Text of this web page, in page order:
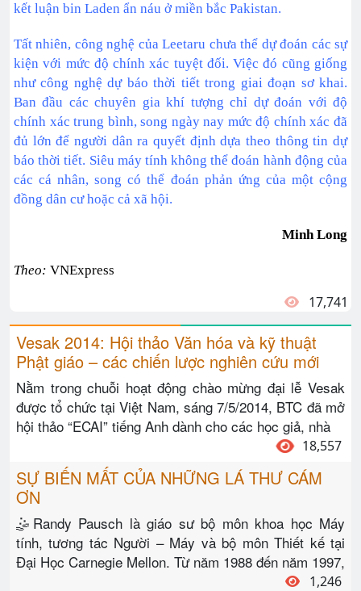
kết luận bin Laden ẩn náu ở miền bắc Pakistan.
Tất nhiên, công nghệ của Leetaru chưa thể dự đoán các sự
kiện với mức độ chính xác tuyệt đối. Việc đó cũng giống
như công nghệ dự báo thời tiết trong giai đoạn sơ khai.
Ban đầu các chuyên gia khí tượng chỉ dự đoán với độ
chính xác trung bình, song ngày nay mức độ chính xác đã
đủ lớn để người dân ra quyết định dựa theo thông tin dự
báo thời tiết. Siêu máy tính không thể đoán hành động của
các cá nhân, song có thể đoán phản ứng của một cộng
đồng dân cư hoặc cả xã hội.
Minh Long
Theo: VNExpress
17,741
Vesak 2014: Hội thảo Văn hóa và kỹ thuật
Phật giáo – các chiến lược nghiên cứu mới
Nằm trong chuỗi hoạt động chào mừng đại lễ Vesak
được tổ chức tại Việt Nam, sáng 7/5/2014, BTC đã mở
hội thảo “ECAI” tiếng Anh dành cho các học giả, nhà
18,557
SỰ BIẾN MẤT CỦA NHỮNG LÁ THƯ CÁM
ƠN
🤹Randy Pausch là giáo sư bộ môn khoa học Máy
tính, tương tác Người – Máy và bộ môn Thiết kế tại
Đại Học Carnegie Mellon. Từ năm 1988 đến năm 1997,
1,246